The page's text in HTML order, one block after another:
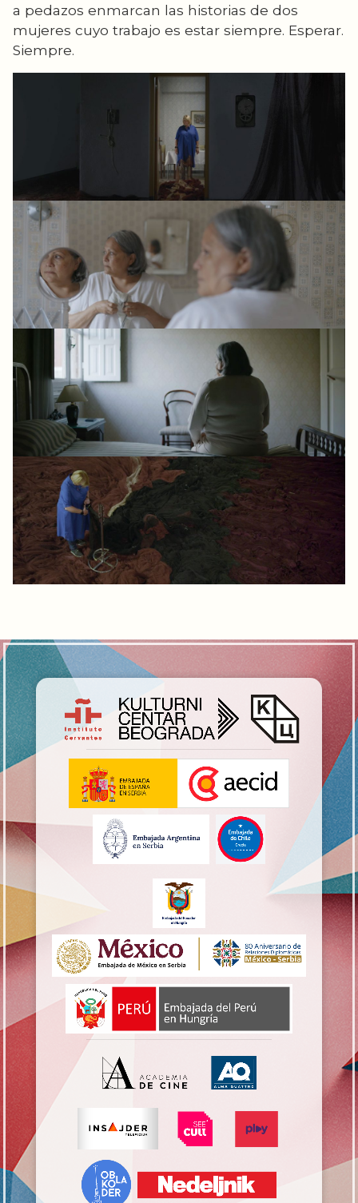
a pedazos enmarcan las historias de dos
mujeres cuyo trabajo es estar siempre. Esperar.
Siempre.